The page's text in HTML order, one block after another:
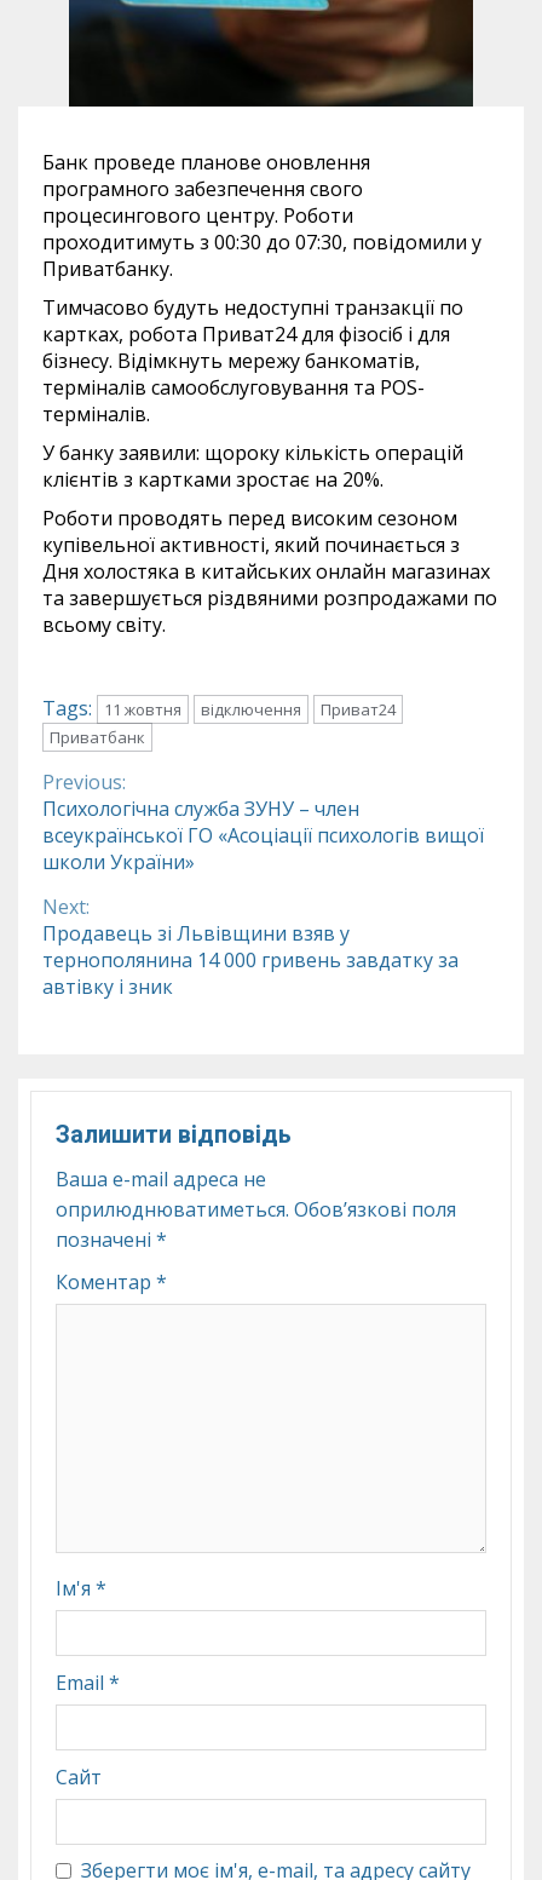
Банк проведе планове оновлення
програмного забезпечення свого
процесингового центру. Роботи
проходитимуть з 00:30 до 07:30, повідомили у
Приватбанку.
Тимчасово будуть недоступні транзакції по
картках, робота Приват24 для фізосіб і для
бізнесу. Відімкнуть мережу банкоматів,
терміналів самообслуговування та POS-
терміналів.
У банку заявили: щороку кількість операцій
клієнтів з картками зростає на 20%.
Роботи проводять перед високим сезоном
купівельної активності, який починається з
Дня холостяка в китайських онлайн магазинах
та завершується різдвяними розпродажами по
всьому світу.
Tags: 11 жовтня відключення
Приват24
Приватбанк
Continue
Reading
Previous:
Психологічна служба ЗУНУ – член
всеукраїнської ГО «Асоціації психологів вищої
школи України»
Next:
Продавець зі Львівщини взяв у
тернополянина 14 000 гривень завдатку за
автівку і зник
Залишити відповідь
Ваша e-mail адреса не
оприлюднюватиметься. Обов’язкові поля
позначені *
Коментар *
Ім'я *
Email *
Сайт
Зберегти моє ім'я, e-mail, та адресу сайту